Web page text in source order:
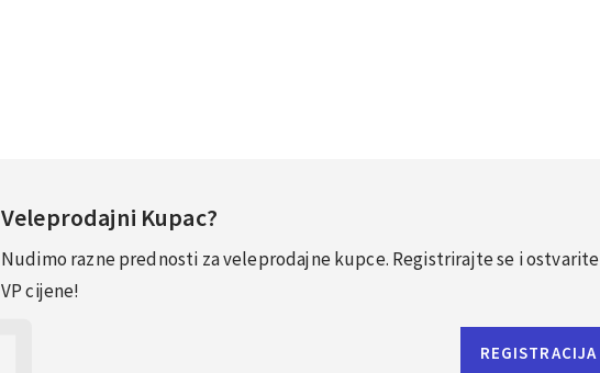
Veleprodajni Kupac?
Nudimo razne prednosti za veleprodajne kupce. Registrirajte se i ostvarite
VP cijene!
REGISTRACIJA